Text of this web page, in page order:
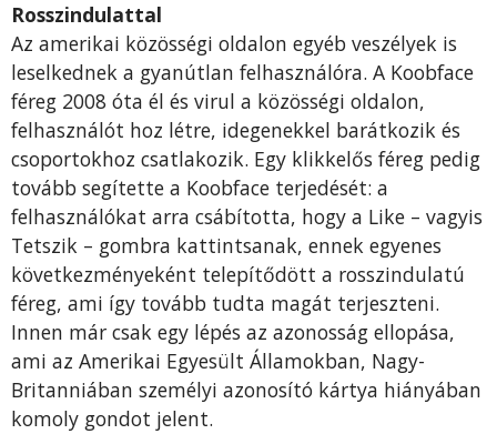
Rosszindulattal
Az amerikai közösségi oldalon egyéb veszélyek is
leselkednek a gyanútlan felhasználóra. A Koobface
féreg 2008 óta él és virul a közösségi oldalon,
felhasználót hoz létre, idegenekkel barátkozik és
csoportokhoz csatlakozik. Egy klikkelős féreg pedig
tovább segítette a Koobface terjedését: a
felhasználókat arra csábította, hogy a Like – vagyis
Tetszik – gombra kattintsanak, ennek egyenes
következményeként telepítődött a rosszindulatú
féreg, ami így tovább tudta magát terjeszteni.
Innen már csak egy lépés az azonosság ellopása,
ami az Amerikai Egyesült Államokban, Nagy-
Britanniában személyi azonosító kártya hiányában
komoly gondot jelent.